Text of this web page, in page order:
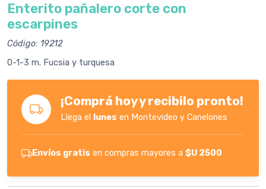
Enterito pañalero corte con
escarpines
Código: 19212
0-1-3 m. Fucsia y turquesa
¡Comprá hoy y recibilo pronto!
Llega el lunes en Montevideo y Canelones
Envíos gratis en compras mayores a $U 2500